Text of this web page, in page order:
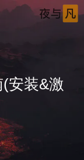
安装&激